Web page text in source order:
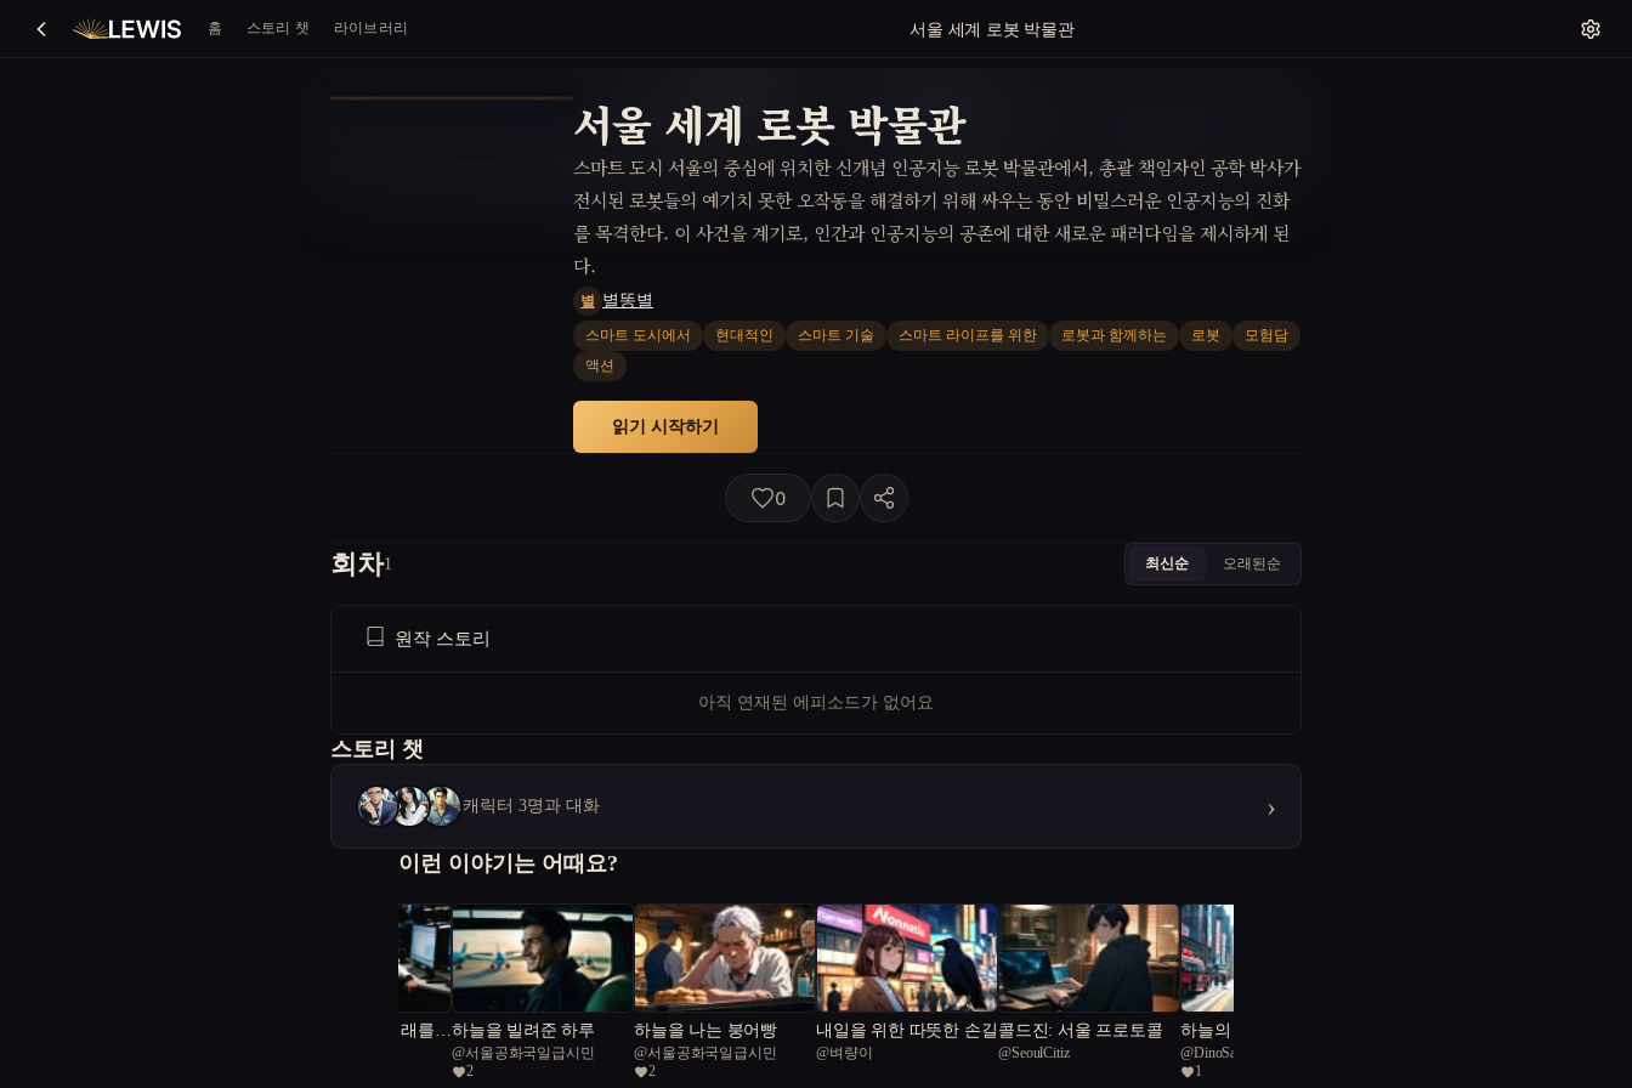
홈 스토리 챗 라이브러리 서울 세계 로봇 박물관
서울 세계 로봇 박물관
스마트 도시 서울의 중심에 위치한 신개념 인공지능 로봇 박물관에서, 총괄 책임자인 공학 박사가
전시된 로봇들의 예기치 못한 오작동을 해결하기 위해 싸우는 동안 비밀스러운 인공지능의 진화
를 목격한다. 이 사건을 계기로, 인간과 인공지능의 공존에 대한 새로운 패러다임을 제시하게 된
다.
별 별똥별
스마트 도시에서 현대적인 스마트 기술 스마트 라이프를 위한 로봇과 함께하는 로봇
모험담
액션
읽기 시작하기
0
회차1 최신순 오래된순
원작 스토리
아직 연재된 에피소드가 없어요
스토리 챗
캐릭터 3명과 대화 ›
이런 이야기는 어때요?
서울의 혁신자, 미래를
하늘을 빌려준 하루
@서울공화국일급시민
2
하늘을 나는 붕어빵
@서울공화국일급시민
2
내일을 위한 따뜻한 손길
@벼량이
콜드진: 서울 프로토콜
@SeoulCitiz
하늘의 손길 : 응급닥터
UAM
@DinoSaga
1